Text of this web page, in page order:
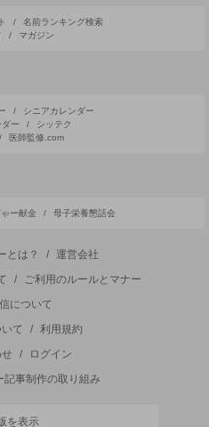
/
名前ランキング検索
/ マガジン
/
シニアカレンダー
ダー
/
シッテク
/ 医師監修.com
ー献金 / 母子栄養懇話会
とは？ /
運営会社
/
ご利用のルールとマナー
について
て
/
利用規約
/
ログイン
記事制作の取り組み
を表示